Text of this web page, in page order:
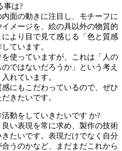
事は?
面の動きに注目し、モチーフに
メージを、絵の具以外の物質的
より目で見て感じる「色と質感
ています。
使っていますが、これは「人の
ではないだろうか」という考え
れています。
にもこだわっているので、ぜひ
きたいです。
動をしていきたいです か?
い表現を常に求め、製作の技術
たいです。表現だけでなく自分
うのかなど、まだまだこれから